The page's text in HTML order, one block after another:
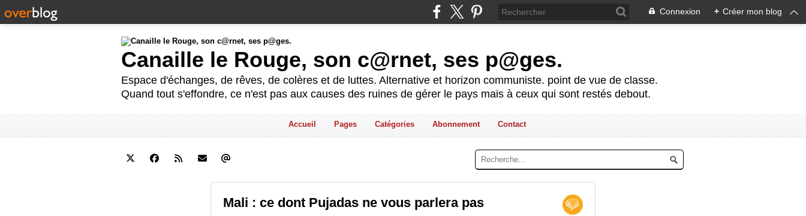
Connexion + Créer mon blog
Canaille le Rouge, son c@rnet, ses p@ges.
Espace d'échanges, de rêves, de colères et de luttes. Alternative et horizon communiste. point de vue de classe.
Quand tout s'effondre, ce n'est pas aux causes des ruines de gérer le pays mais à ceux qui sont restés debout.
Accueil Pages Catégories Abonnement Contact
Mali : ce dont Pujadas ne vous parlera pas